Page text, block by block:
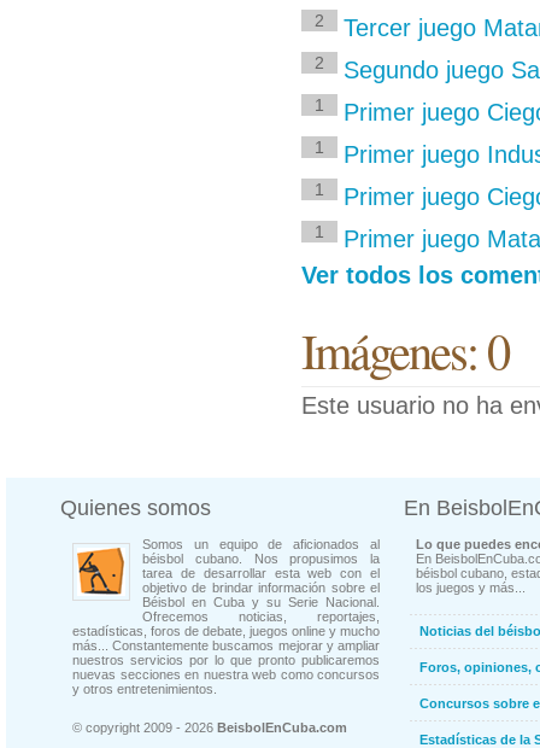
2 Tercer juego
2 Segundo juego
1 Primer juego
1 Primer juego
1 Primer juego
1
Primer juego
Ver todos los
Imágenes: 0
Este usuario no ha
Quienes somos
Somos un equipo de aficionados al
béisbol cubano. Nos propusimos la
tarea de desarrollar esta web con el
objetivo de brindar información sobre el
Béisbol en Cuba y su Serie Nacional.
Ofrecemos noticias, reportajes,
estadísticas, foros de debate, juegos online y mucho
más... Constantemente buscamos mejorar y ampliar
nuestros servicios por lo que pronto publicaremos
nuevas secciones en nuestra web como concursos
y otros entretenimientos.
© copyright 2009 - 2026 BeisbolEnCuba.com
En
Lo que puedes
En
béisbol cubano,
los juegos y más...
Noticias del
Foros, opiniones,
Concursos sobre
Estadísticas de la